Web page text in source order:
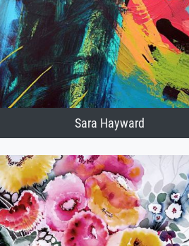
Sara Hayward